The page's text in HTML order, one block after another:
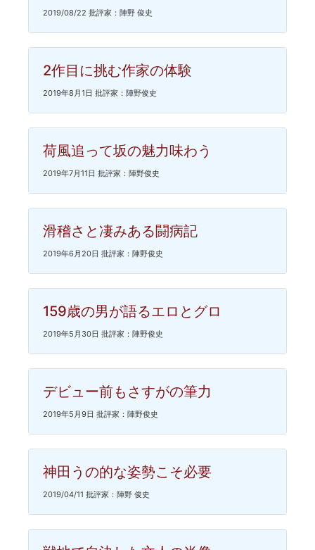
2019/08/22 批評家：陣野 俊史
2作目に挑む作家の体験
2019年8月1日 批評家：陣野俊史
荷風追って坂の魅力味わう
2019年7月11日 批評家：陣野俊史
滑稽さと凄みある闘病記
2019年6月20日 批評家：陣野俊史
159歳の男が語るエロとグロ
2019年5月30日 批評家：陣野俊史
デビュー前もさすがの筆力
2019年5月9日 批評家：陣野俊史
神田うの的な姿勢こそ必要
2019/04/11 批評家：陣野 俊史